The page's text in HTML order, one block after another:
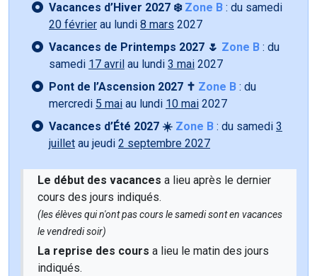
Vacances d’Hiver 2027 ❄️ Zone B : du samedi
20 février au lundi 8 mars 2027
Vacances de Printemps 2027 🌷 Zone B : du
samedi 17 avril au lundi 3 mai 2027
Pont de l’Ascension 2027 ✝️ Zone B : du
mercredi 5 mai au lundi 10 mai 2027
Vacances d’Été 2027 ☀️ Zone B : du samedi 3
juillet au jeudi 2 septembre 2027
Le début des vacances a lieu après le dernier
cours des jours indiqués.
(les élèves qui n'ont pas cours le samedi sont en vacances
le vendredi soir)
La reprise des cours a lieu le matin des jours
indiqués.